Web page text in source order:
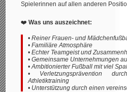
Spielerinnen auf allen anderen
❤️Was uns auszeichnet:
• Reiner Frauen- und
• Familiäre Atmosphäre
• Echter Teamgeist und
• Gemeinsame Unternehmungen
• Ambitionierter Fußball mit viel
• Verletzungsprävention
Athletiktraining
• Unterstützung durch einen